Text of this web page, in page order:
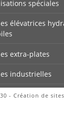
spéciales
élévatrices
extra-plates
industrielles
- Création de